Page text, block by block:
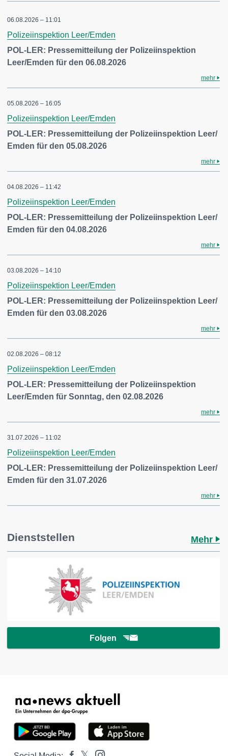
06.08.2026 – 11:01
Polizeiinspektion Leer/Emden
POL-LER: Pressemitteilung der Polizeiinspektion
Leer/Emden für den 06.08.2026
mehr
05.08.2026 – 16:05
Polizeiinspektion Leer/Emden
POL-LER: Pressemitteilung der Polizeiinspektion Leer/
Emden für den 05.08.2026
mehr
04.08.2026 – 11:42
Polizeiinspektion Leer/Emden
POL-LER: Pressemitteilung der Polizeiinspektion Leer/
Emden für den 04.08.2026
mehr
03.08.2026 – 14:10
Polizeiinspektion Leer/Emden
POL-LER: Pressemitteilung der Polizeiinspektion Leer/
Emden für den 03.08.2026
mehr
02.08.2026 – 08:12
Polizeiinspektion Leer/Emden
POL-LER: Pressemitteilung der Polizeiinspektion
Leer/Emden für Sonntag, den 02.08.2026
mehr
31.07.2026 – 11:02
Polizeiinspektion Leer/Emden
POL-LER: Pressemitteilung der Polizeiinspektion Leer/
Emden für den 31.07.2026
mehr
Dienststellen Mehr
Folgen